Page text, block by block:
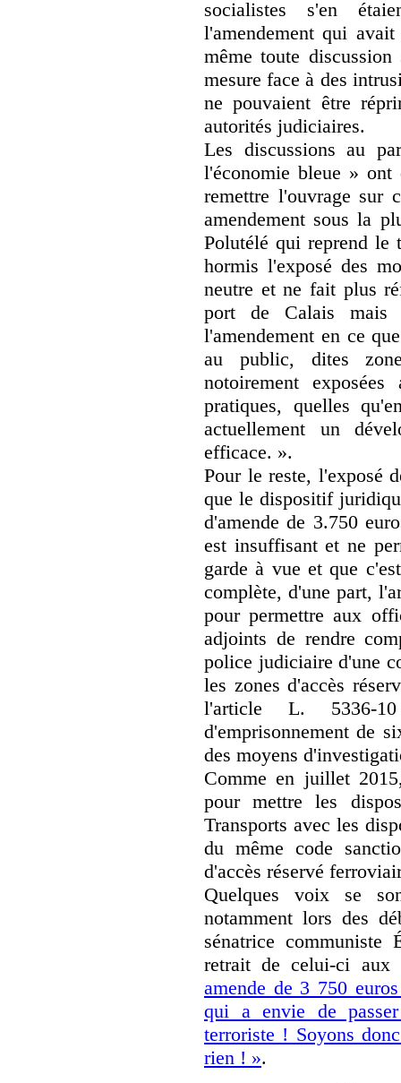
socialistes s'en
l'amendement qui
même toute
mesure face à des
ne pouvaient être
autorités judiciaires.
Les discussions au
l'économie bleue » ont
remettre l'ouvrage sur
amendement sous la
Polutélé qui reprend le
hormis l'exposé des
neutre et ne fait plus
port de Calais mais
l'amendement en ce
au public, dites
notoirement
pratiques, quelles
actuellement un
efficace. ».
Pour le reste, l'exposé
que le dispositif
d'amende de 3.750
est insuffisant et ne
garde à vue et que
complète, d'une part,
pour permettre aux
adjoints de rendre
police judiciaire d'une
les zones d'accès
l'article L.
d'emprisonnement de
des moyens
Comme en juillet
pour mettre les
Transports avec les
du même code
d'accès réservé
Quelques voix se
notamment lors des
sénatrice
retrait de celui-ci
amende de 3 750
qui a envie de
terroriste ! Soyons
rien ! ».